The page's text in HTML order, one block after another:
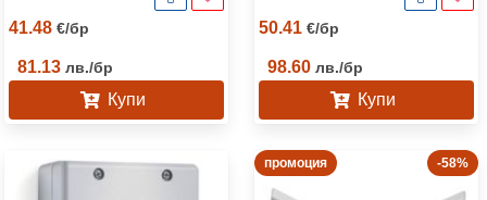
41.48 €/бр
81.13 лв./бр
Купи
50.41 €/бр
98.60 лв./бр
Купи
промоция -58%